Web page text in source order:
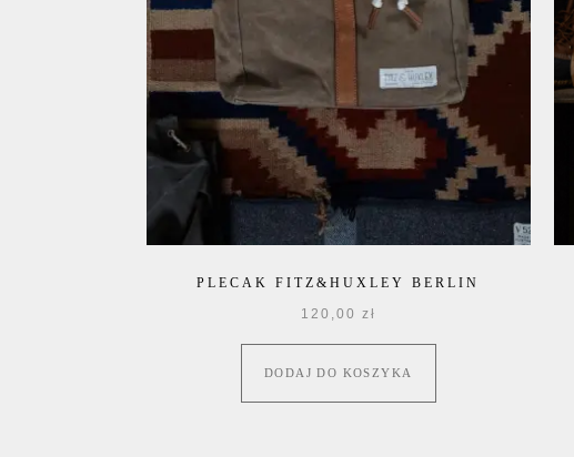
PLECAK FITZ&HUXLEY BERLIN
120,00 zł
DODAJ DO KOSZYKA